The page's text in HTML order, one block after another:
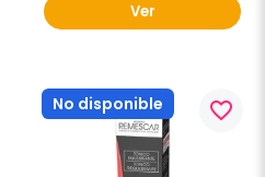
Ver
No disponible favorite_border